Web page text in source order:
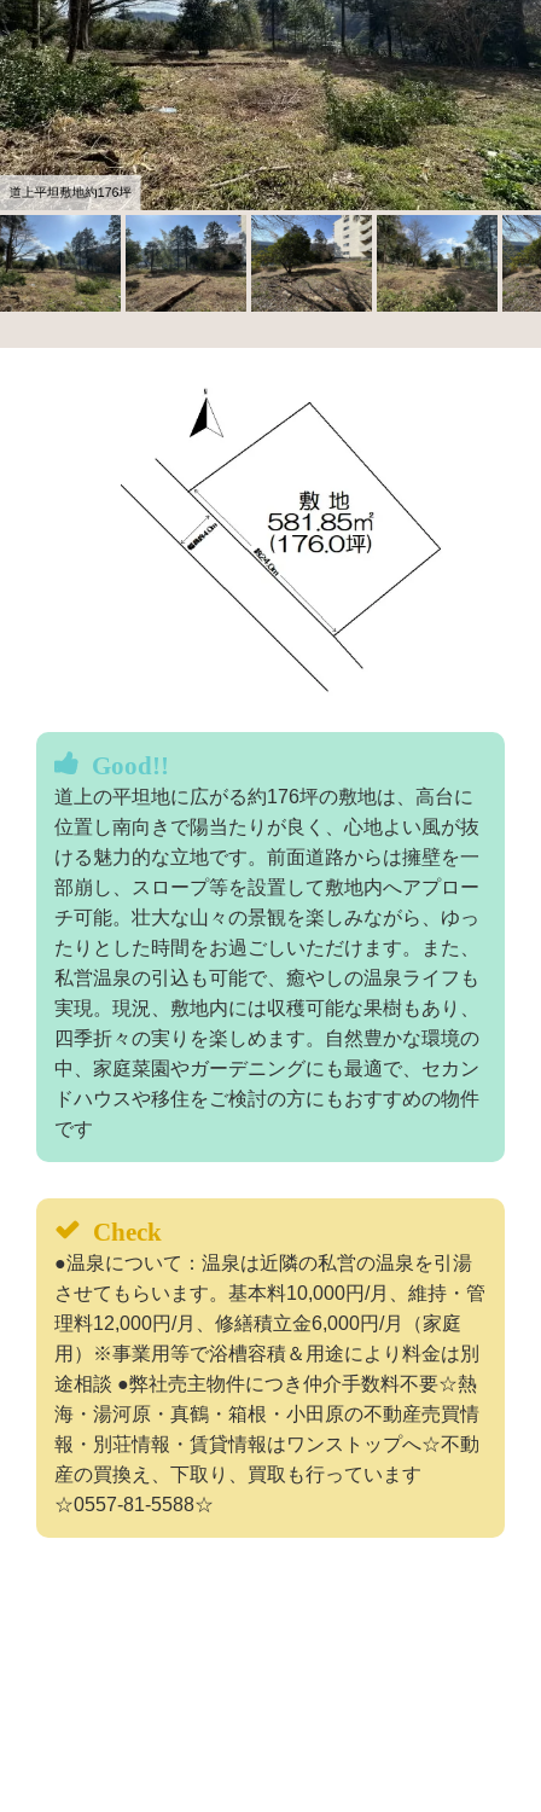
道上平坦敷地約176坪
Good!!
道上の平坦地に広がる約176坪の敷地は、高台に
位置し南向きで陽当たりが良く、心地よい風が抜
ける魅力的な立地です。前面道路からは擁壁を一
部崩し、スロープ等を設置して敷地内へアプロー
チ可能。壮大な山々の景観を楽しみながら、ゆっ
たりとした時間をお過ごしいただけます。また、
私営温泉の引込も可能で、癒やしの温泉ライフも
実現。現況、敷地内には収穫可能な果樹もあり、
四季折々の実りを楽しめます。自然豊かな環境の
中、家庭菜園やガーデニングにも最適で、セカン
ドハウスや移住をご検討の方にもおすすめの物件
です
Check
●温泉について：温泉は近隣の私営の温泉を引湯
させてもらいます。基本料10,000円/月、維持・管
理料12,000円/月、修繕積立金6,000円/月（家庭
用）※事業用等で浴槽容積＆用途により料金は別
途相談 ●弊社売主物件につき仲介手数料不要☆熱
海・湯河原・真鶴・箱根・小田原の不動産売買情
報・別荘情報・賃貸情報はワンストップへ☆不動
産の買換え、下取り、買取も行っています
☆0557-81-5588☆